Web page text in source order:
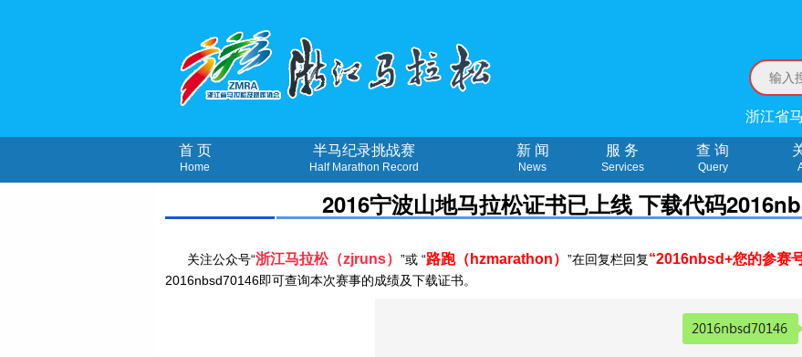
浙江省
首 页
Home
半马纪录挑战赛
Half Marathon Record
新 闻
News
服 务
Services
查 询
Query
2016宁波山地马拉松证书已上线 下载代码
关注公众号“浙江马拉松（zjruns） ”或 “路跑（hzmarathon） ”在回复栏回复“2016nbsd+您的参赛
2016nbsd70146即可查询本次赛事的成绩及下载证书。